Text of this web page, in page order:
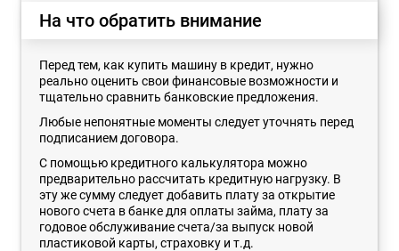
На что обратить внимание
Перед тем, как купить машину в кредит, нужно
реально оценить свои финансовые возможности и
тщательно сравнить банковские предложения.
Любые непонятные моменты следует уточнять перед
подписанием договора.
С помощью кредитного калькулятора можно
предварительно рассчитать кредитную нагрузку. В
эту же сумму следует добавить плату за открытие
нового счета в банке для оплаты займа, плату за
годовое обслуживание счета/за выпуск новой
пластиковой карты, страховку и т.д.